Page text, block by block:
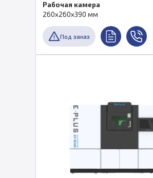
Рабочая камера
260x260x390 мм
Под заказ